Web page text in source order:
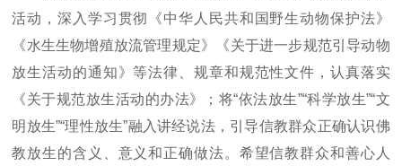
活动，深入学习贯彻《中华人民共和国野生动物保护法》
《水生生物增殖放流管理规定》《关于进一步规范引导动物
放生活动的通知》等法律、规章和规范性文件，认真落实
《关于规范放生活动的办法》；将“依法放生”“科学放生”“文
明放生”“理性放生”融入讲经说法，引导信教群众正确认识佛
教放生的含义、意义和正确做法。希望信教群众和善心人